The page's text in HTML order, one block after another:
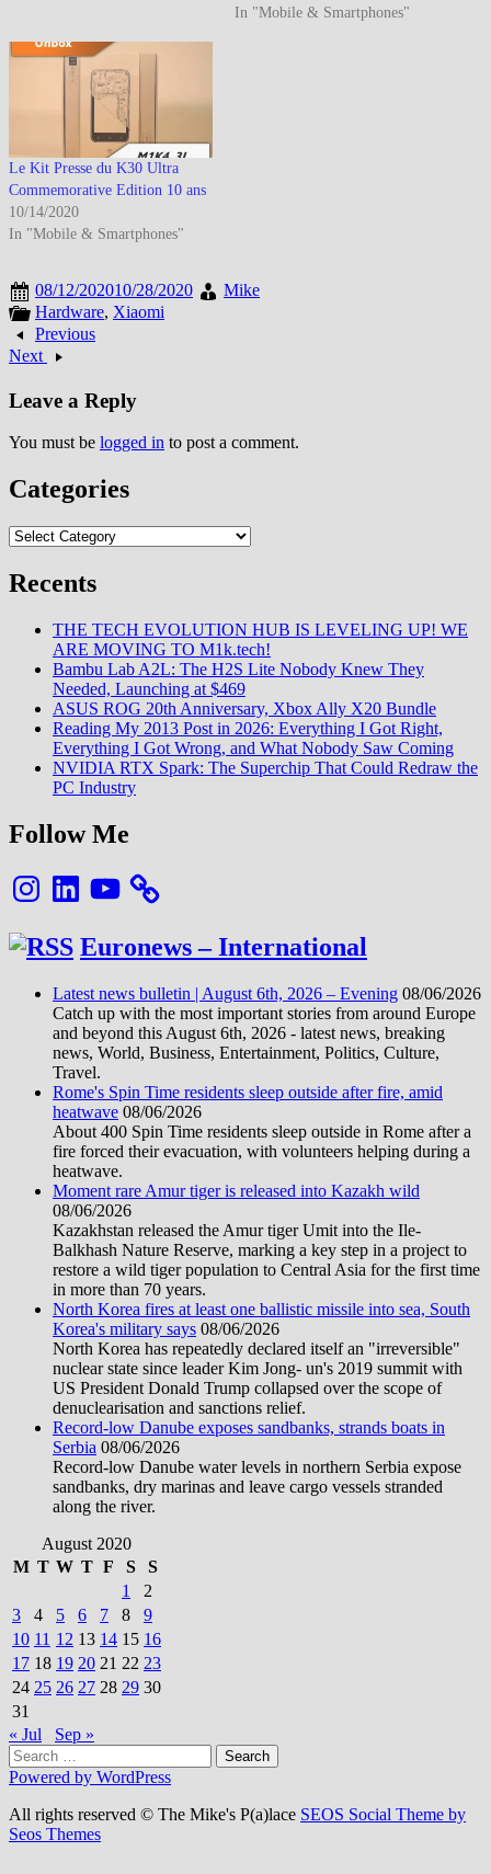
In "Mobile & Smartphones"
Le Kit Presse du K30 Ultra
Commemorative Edition 10 ans
10/14/2020
In "Mobile & Smartphones"
08/12/202010/28/2020
Mike
Hardware, Xiaomi
Previous
Next
Leave a Reply
You must be logged in to post a comment.
Categories
Categories
Recents
THE TECH EVOLUTION HUB IS LEVELING UP! WE
ARE MOVING TO M1k.tech!
Bambu Lab A2L: The H2S Lite Nobody Knew They
Needed, Launching at $469
ASUS ROG 20th Anniversary, Xbox Ally X20 Bundle
Reading My 2013 Post in 2026: Everything I Got Right,
Everything I Got Wrong, and What Nobody Saw Coming
NVIDIA RTX Spark: The Superchip That Could Redraw the
PC Industry
Follow Me
InstagramLinkedInYouTube
Euronews – International
Latest news bulletin | August 6th, 2026 – Evening 08/06/2026
Catch up with the most important stories from around Europe
and beyond this August 6th, 2026 - latest news, breaking
news, World, Business, Entertainment, Politics, Culture,
Travel.
Rome's Spin Time residents sleep outside after fire, amid
heatwave 08/06/2026
About 400 Spin Time residents sleep outside in Rome after a
fire forced their evacuation, with volunteers helping during a
heatwave.
Moment rare Amur tiger is released into Kazakh wild
08/06/2026
Kazakhstan released the Amur tiger Umit into the Ile-
Balkhash Nature Reserve, marking a key step in a project to
restore a wild tiger population to Central Asia for the first time
in more than 70 years.
North Korea fires at least one ballistic missile into sea, South
Korea's military says 08/06/2026
North Korea has repeatedly declared itself an "irreversible"
nuclear state since leader Kim Jong- un's 2019 summit with
US President Donald Trump collapsed over the scope of
denuclearisation and sanctions relief.
Record-low Danube exposes sandbanks, strands boats in
Serbia 08/06/2026
Record-low Danube water levels in northern Serbia expose
sandbanks, dry marinas and leave cargo vessels stranded
along the river.
August 2020
M T W T F S
S
1
2
3
4 5 6 7 8
9
10 11 12 13 14 15 16
17 18 19 20 21 22 23
24 25 26 27 28 29 30
31
« Jul
Sep »
Search
for:
Powered by WordPress
All rights reserved © The Mike's P(a)lace SEOS Social Theme by
Seos Themes